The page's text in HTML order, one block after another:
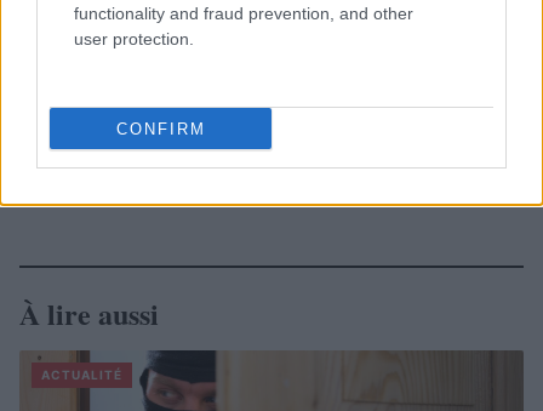
functionality and fraud prevention, and other
user protection.
CONFIRM
À lire aussi
ACTUALITÉ